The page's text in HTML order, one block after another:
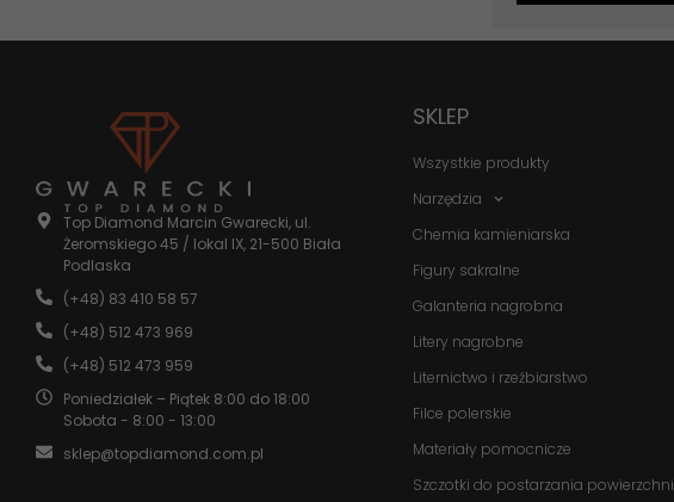
Top Diamond Marcin Gwarecki, ul.
Żeromskiego 45 / lokal IX, 21-500 Biała
Podlaska
(+48) 83 410 58 57
(+48) 512 473 969
(+48) 512 473 959
Poniedziałek – Piątek 8:00 do 18:00
Sobota - 8:00 - 13:00
sklep@topdiamond.com.pl
SKLEP
Wszystkie produkty
Narzędzia
Chemia kamieniarska
Figury sakralne
Galanteria nagrobna
Litery nagrobne
Liternictwo i rzeźbiarstwo
Filce polerskie
Materiały pomocnicze
Szczotki do postarzania powierzchni